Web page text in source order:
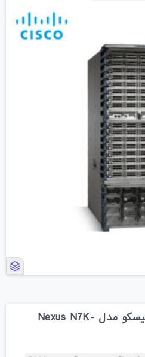
ماژول سوئیچ نکسوس سیسکو مدل Nexus N7K-